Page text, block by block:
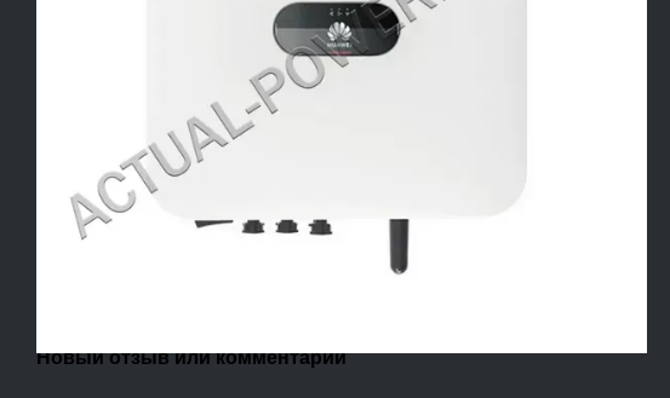
Новый отзыв или комментарий